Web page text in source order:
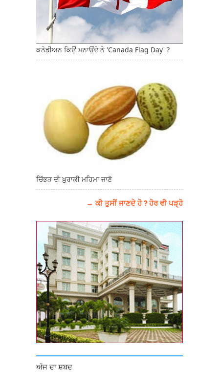
ਕਨੇਡੀਅਨ ਕਿਉਂ ਮਨਾਉਂਦੇ ਨੇ 'Canada Flag Day' ?
ਚਿੱਭੜ ਦੀ ਖ਼ੁਰਾਕੀ ਮਹਿਮਾ ਜਾਣੋ
→ ਕੀ ਤੁਸੀਂ ਜਾਣਦੇ ਹੋ ? ਹੋਰ ਵੀ ਪੜ੍ਹੋ
ਅੱਜ ਦਾ ਸ਼ਬਦ